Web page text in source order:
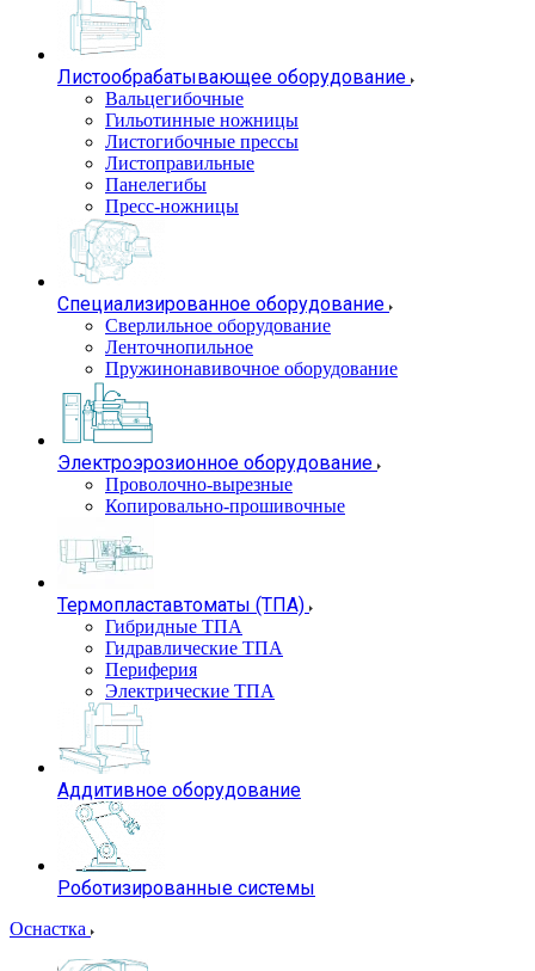
Листообрабатывающее оборудование
Вальцегибочные
Гильотинные ножницы
Листогибочные прессы
Листоправильные
Панелегибы
Пресс-ножницы
Специализированное оборудование
Сверлильное оборудование
Ленточнопильное
Пружинонавивочное оборудование
Электроэрозионное оборудование
Проволочно-вырезные
Копировально-прошивочные
Термопластавтоматы (ТПА)
Гибридные ТПА
Гидравлические ТПА
Периферия
Электрические ТПА
Аддитивное оборудование
Роботизированные системы
Оснастка